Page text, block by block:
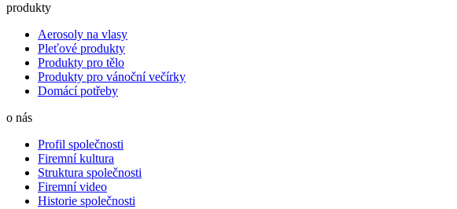
produkty
Aerosoly na vlasy
Pleťové produkty
Produkty pro tělo
Produkty pro vánoční večírky
Domácí potřeby
o nás
Profil společnosti
Firemní kultura
Struktura společnosti
Firemní video
Historie společnosti